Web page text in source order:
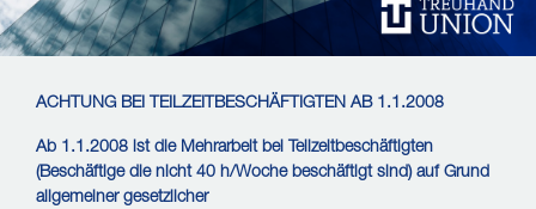
ACHTUNG BEI TEILZEITBESCHÄFTIGTEN AB 1.1.2008
Ab 1.1.2008 ist die Mehrarbeit bei Teilzeitbeschäftigten
(Beschäftige die nicht 40 h/Woche beschäftigt sind) auf Grund
allgemeiner gesetzlicher